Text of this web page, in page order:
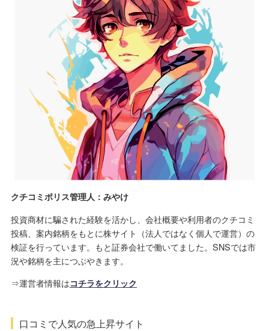
クチコミポリス管理人：みやけ
投資商材に騙された経験を活かし、会社概要や利用者のクチコミ
投稿、案内銘柄をもとに株サイト（法人ではなく個人で運営）の
検証を行っています。もと証券会社で働いてました。SNSでは市
況や銘柄を主につぶやきます。
⇒運営者情報はコチラをクリック
口コミで人気の急上昇サイト